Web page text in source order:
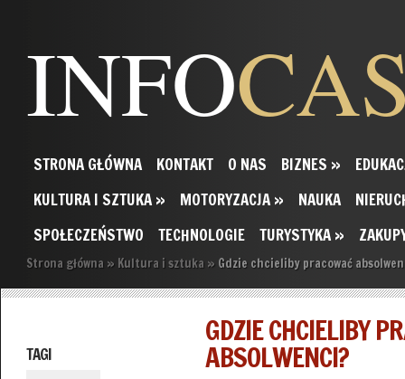
INFO
STRONA GŁÓWNA KONTAKT O NAS BIZNES »
KULTURA I SZTUKA » MOTORYZACJA » NAUKA
SPOŁECZEŃSTWO
TECHNOLOGIE TURYSTYKA »
Strona główna » Kultura i sztuka » Gdzie chcieliby pracować
TAGI
GDZIE CHCIELIBY
ABSOLWENCI?